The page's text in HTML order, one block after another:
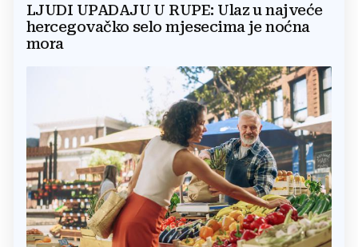
LJUDI UPADAJU U RUPE: Ulaz u najveće
hercegovačko selo mjesecima je noćna
mora